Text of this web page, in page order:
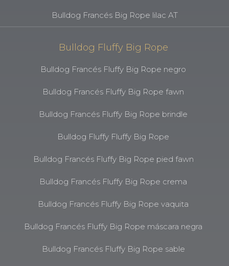
Bulldog Francés Big Rope lilac AT
Bulldog Fluffy Big Rope
Bulldog Francés Fluffy Big Rope negro
Bulldog Francés Fluffy Big Rope fawn
Bulldog Francés Fluffy Big Rope brindle
Bulldog Fluffy Fluffy Big Rope
Bulldog Francés Fluffy Big Rope pied fawn
Bulldog Francés Fluffy Big Rope crema
Bulldog Francés Fluffy Big Rope vaquita
Bulldog Francés Fluffy Big Rope máscara negra
Bulldog Francés Fluffy Big Rope sable